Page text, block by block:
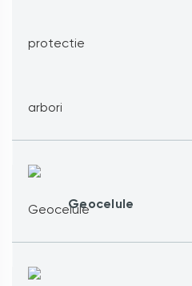
Geocelule